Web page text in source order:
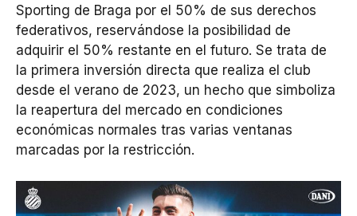
Sporting de Braga por el 50% de sus derechos
federativos, reservándose la posibilidad de
adquirir el 50% restante en el futuro. Se trata de
la primera inversión directa que realiza el club
desde el verano de 2023, un hecho que simboliza
la reapertura del mercado en condiciones
económicas normales tras varias ventanas
marcadas por la restricción.